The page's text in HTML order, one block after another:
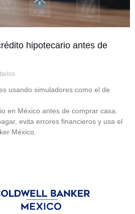
hipotecario antes de
usando simuladores como el de
en México antes de comprar casa.
evita errores financieros y usa el
México.